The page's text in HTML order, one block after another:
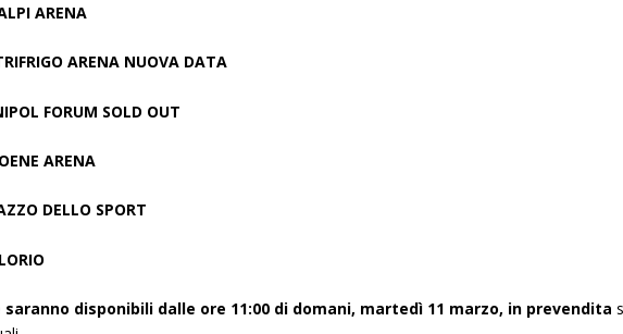
ARENA
ARENA NUOVA DATA
FORUM SOLD OUT
ARENA
DELLO SPORT
disponibili dalle ore 11:00 di domani, martedì 11 marzo, in prevendita